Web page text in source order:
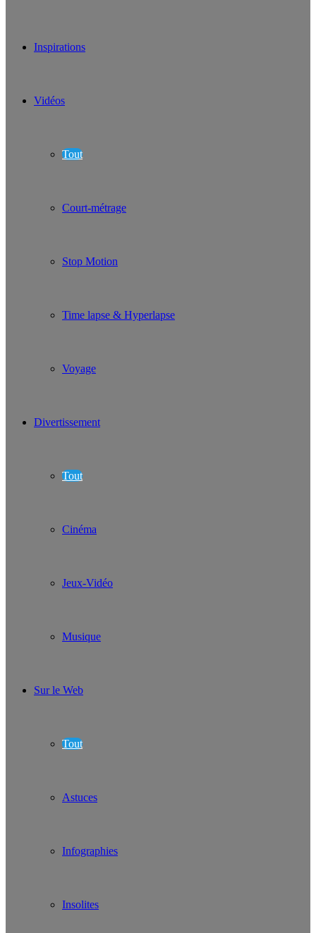
Inspirations
Vidéos
Tout
Court-métrage
Stop Motion
Time lapse & Hyperlapse
Voyage
Divertissement
Tout
Cinéma
Jeux-Vidéo
Musique
Sur le Web
Tout
Astuces
Infographies
Insolites